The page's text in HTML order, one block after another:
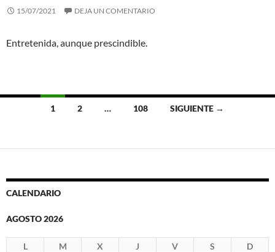
15/07/2021 DEJA UN COMENTARIO
Entretenida, aunque prescindible.
las
1 2 … 108 SIGUIENTE →
CALENDARIO
AGOSTO 2026
L M X J V S
D